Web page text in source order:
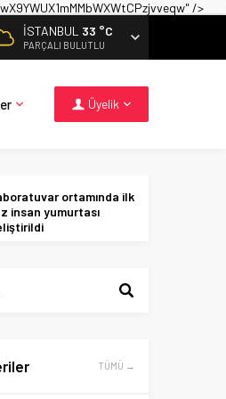
/>
İSTANBUL 33 °C
PARÇALI BULUTLU
Üyelik
ortamında ilk
insan yumurtası
TÜMÜ →